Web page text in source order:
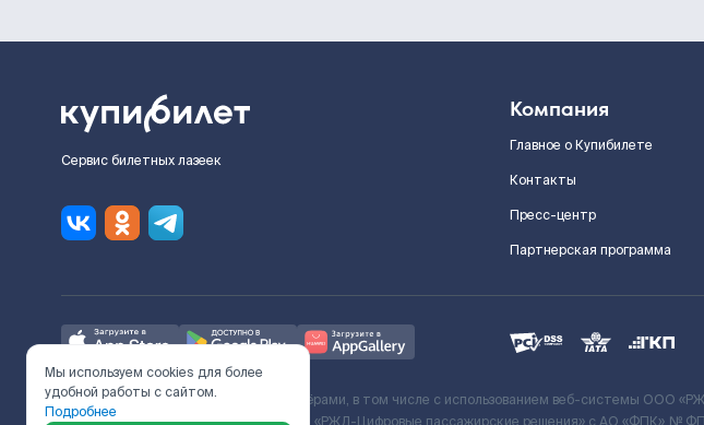
Сервис билетных лазеек
Компания
Главное о Купибилете
Контакты
Пресс-центр
Партнерская программа
Ж/Д билеты предоставляются партнёрами, в том числе с использованием веб-системы ООО
Мы используем cookies для более
удобной работы с сайтом.
Подробнее